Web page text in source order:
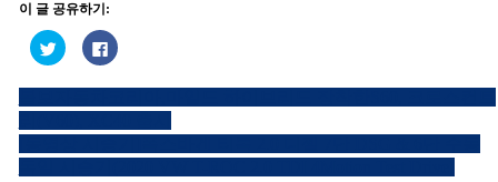
이 글 공유하기:
트
위
로
유
기
(새
창
에
페
이
북
공
하
려
면
클
글
내
비